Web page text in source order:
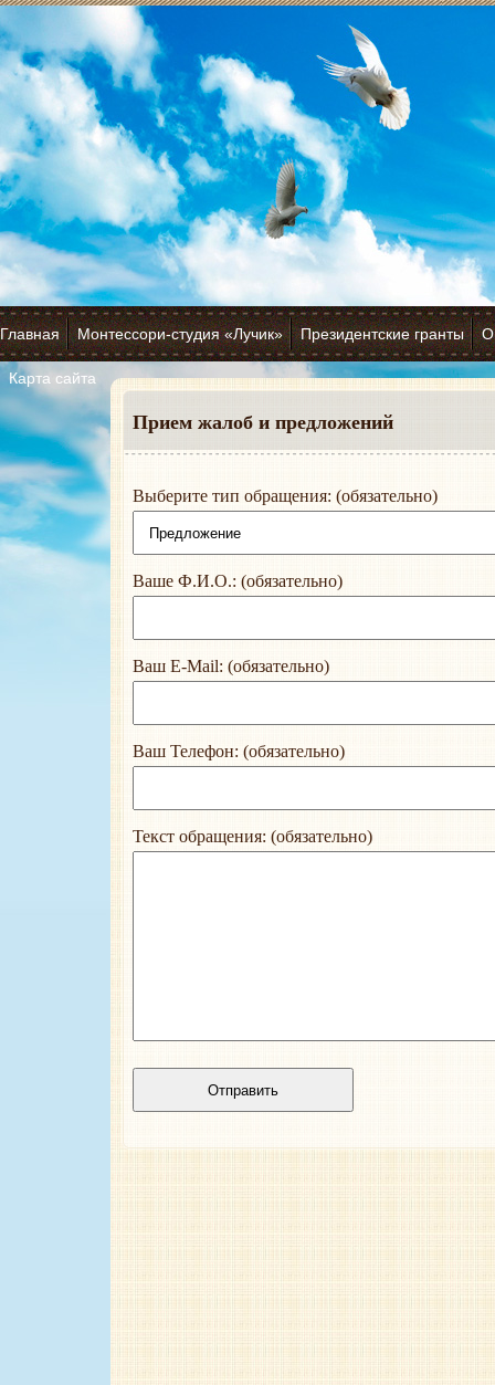
Главная Монтессори-студия «Лучик» Президентские гранты О
Карта сайта
Прием жалоб и предложений
Выберите тип обращения: (обязательно)
Ваше Ф.И.О.: (обязательно)
Ваш E-Mail: (обязательно)
Ваш Телефон: (обязательно)
Текст обращения: (обязательно)